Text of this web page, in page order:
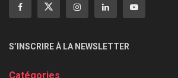
S’INSCRIRE À LA NEWSLETTER
Catégories